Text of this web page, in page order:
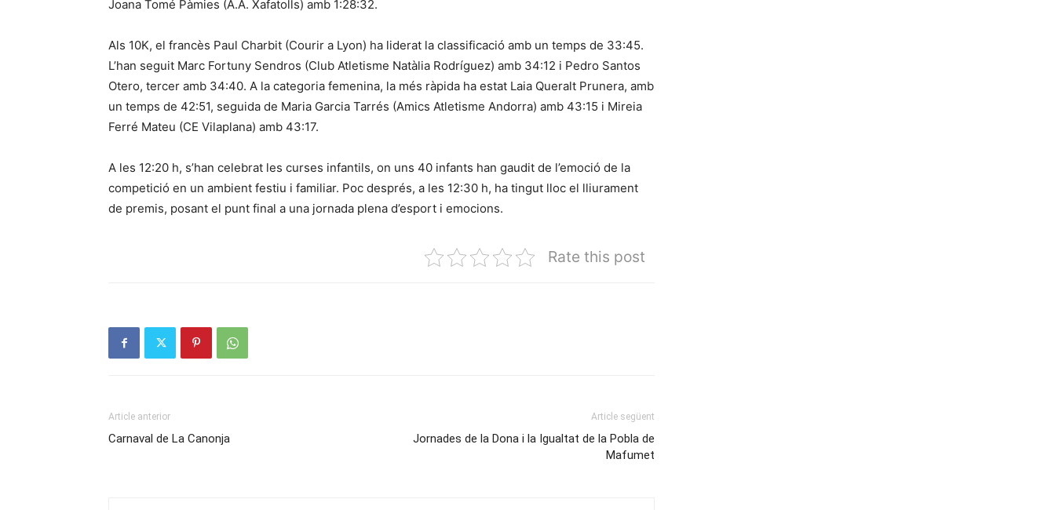
Joana Tomé Pàmies (A.A. Xafatolls) amb 1:28:32.
Als 10K, el francès Paul Charbit (Courir a Lyon) ha liderat la classificació amb un temps de 33:45.
L’han seguit Marc Fortuny Sendros (Club Atletisme Natàlia Rodríguez) amb 34:12 i Pedro Santos
Otero, tercer amb 34:40. A la categoria femenina, la més ràpida ha estat Laia Queralt Prunera, amb
un temps de 42:51, seguida de Maria Garcia Tarrés (Amics Atletisme Andorra) amb 43:15 i Mireia
Ferré Mateu (CE Vilaplana) amb 43:17.
A les 12:20 h, s’han celebrat les curses infantils, on uns 40 infants han gaudit de l’emoció de la
competició en un ambient festiu i familiar. Poc després, a les 12:30 h, ha tingut lloc el lliurament
de premis, posant el punt final a una jornada plena d’esport i emocions.
Rate this post
Article anterior
Carnaval de La Canonja
Article següent
Jornades de la Dona i la Igualtat de la Pobla de
Mafumet